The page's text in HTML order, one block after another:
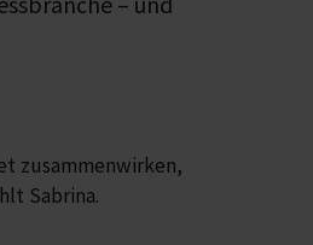
zusammenwirken,
Sabrina.